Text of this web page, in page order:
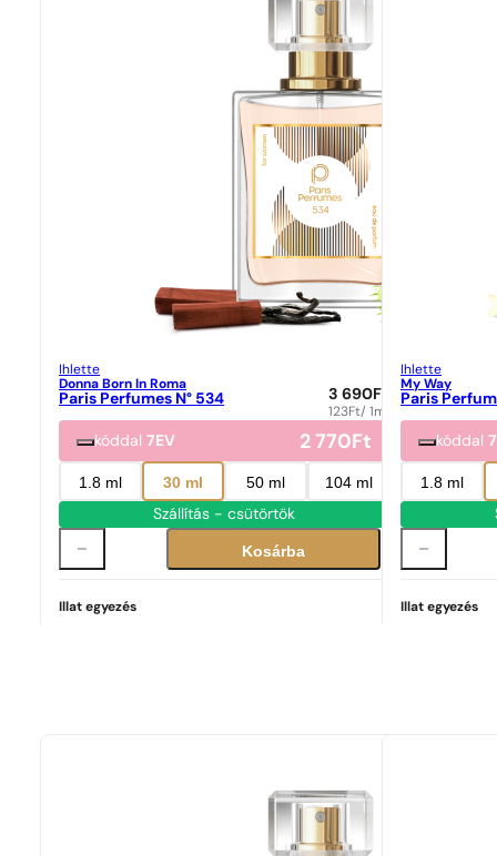
Ihlette
Donna Born In Roma
Paris Perfumes N° 534 3 690 Ft
123Ft/ 1ml
kóddal7EV 2 770 Ft
1.8 ml 30 ml 50 ml 104 ml
Szállítás - csütörtök
Kosárba
Illat egyezés
Ihlette
My Way
Paris
kóddal
1.8 ml
Illat egyezés